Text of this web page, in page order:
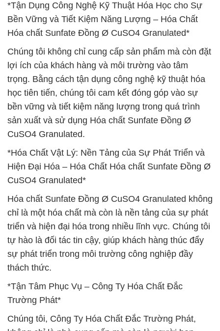
*Tận Dụng Công Nghệ Kỹ Thuật Hóa Học cho Sự
Bền Vững và Tiết Kiệm Năng Lượng – Hóa Chất
Hóa chất Sunfate Đồng Ø CuSO4 Granulated*
Chúng tôi không chỉ cung cấp sản phẩm mà còn đặt
lợi ích của khách hàng và môi trường vào tâm
trọng. Bằng cách tận dụng công nghệ kỹ thuật hóa
học tiên tiến, chúng tôi cam kết đóng góp vào sự
bền vững và tiết kiệm năng lượng trong quá trình
sản xuất và sử dụng Hóa chất Sunfate Đồng Ø
CuSO4 Granulated.
*Hóa Chất Vật Lý: Nền Tảng của Sự Phát Triển và
Hiện Đại Hóa – Hóa Chất Hóa chất Sunfate Đồng Ø
CuSO4 Granulated*
Hóa chất Sunfate Đồng Ø CuSO4 Granulated không
chỉ là một hóa chất mà còn là nền tảng của sự phát
triển và hiện đại hóa trong nhiều lĩnh vực. Chúng tôi
tự hào là đối tác tin cậy, giúp khách hàng thúc đẩy
sự phát triển trong môi trường công nghiệp đầy
thách thức.
*Tận Tâm Phục Vụ – Công Ty Hóa Chất Đắc
Trường Phát*
Chúng tôi, Công Ty Hóa Chất Đắc Trường Phát,